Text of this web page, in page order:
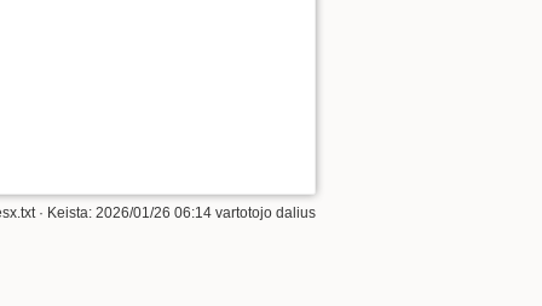
· Keista: 2026/01/26 06:14 vartotojo dalius